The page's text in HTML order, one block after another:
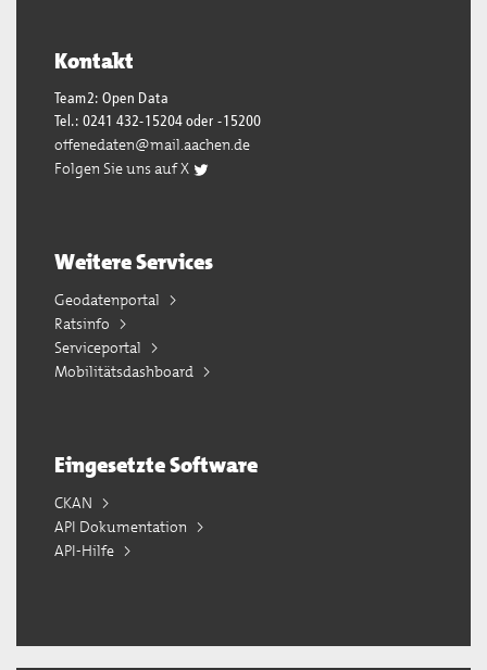
Kontakt
Team2: Open Data
Tel.: 0241 432-15204 oder -15200
offenedaten@mail.aachen.de
Folgen Sie uns auf X
Weitere Services
Geodatenportal
Ratsinfo
Serviceportal
Mobilitätsdashboard
Eingesetzte Software
CKAN
API Dokumentation
API-Hilfe